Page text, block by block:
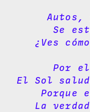
Autos,
Se
¿Ves
Por
El Sol
Porque
La